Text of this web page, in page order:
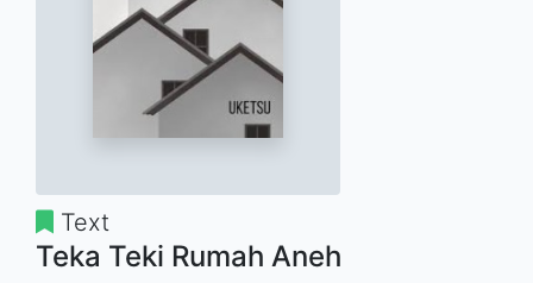
Text
Teka Teki Rumah Aneh